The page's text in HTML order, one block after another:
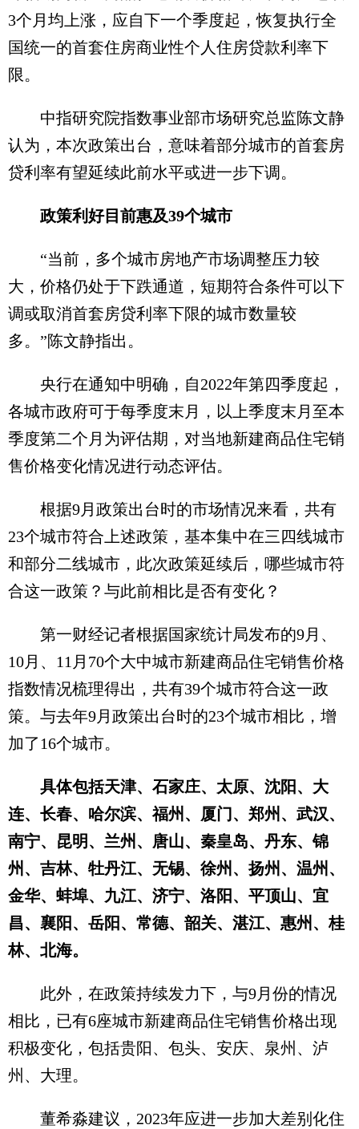
3个月均上涨，应自下一个季度起，恢复执行全
国统一的首套住房商业性个人住房贷款利率下
限。
中指研究院指数事业部市场研究总监陈文静
认为，本次政策出台，意味着部分城市的首套房
贷利率有望延续此前水平或进一步下调。
政策利好目前惠及39个城市
“当前，多个城市房地产市场调整压力较
大，价格仍处于下跌通道，短期符合条件可以下
调或取消首套房贷利率下限的城市数量较
多。”陈文静指出。
央行在通知中明确，自2022年第四季度起，
各城市政府可于每季度末月，以上季度末月至本
季度第二个月为评估期，对当地新建商品住宅销
售价格变化情况进行动态评估。
根据9月政策出台时的市场情况来看，共有
23个城市符合上述政策，基本集中在三四线城市
和部分二线城市，此次政策延续后，哪些城市符
合这一政策？与此前相比是否有变化？
第一财经记者根据国家统计局发布的9月、
10月、11月70个大中城市新建商品住宅销售价格
指数情况梳理得出，共有39个城市符合这一政
策。与去年9月政策出台时的23个城市相比，增
加了16个城市。
具体包括天津、石家庄、太原、沈阳、大
连、长春、哈尔滨、福州、厦门、郑州、武汉、
南宁、昆明、兰州、唐山、秦皇岛、丹东、锦
州、吉林、牡丹江、无锡、徐州、扬州、温州、
金华、蚌埠、九江、济宁、洛阳、平顶山、宜
昌、襄阳、岳阳、常德、韶关、湛江、惠州、桂
林、北海。
此外，在政策持续发力下，与9月份的情况
相比，已有6座城市新建商品住宅销售价格出现
积极变化，包括贵阳、包头、安庆、泉州、泸
州、大理。
董希淼建议，2023年应进一步加大差别化住